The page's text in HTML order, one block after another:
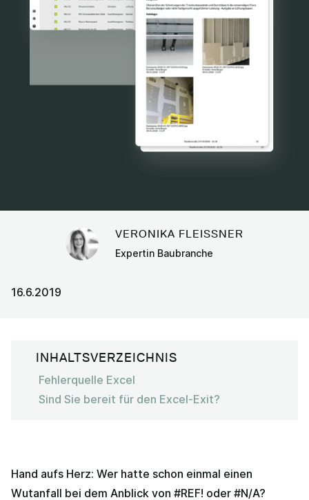
VERONIKA FLEISSNER
Expertin Baubranche
16.6.2019
INHALTSVERZEICHNIS
Fehlerquelle Excel
Sind Sie bereit für den Excel-Exit?
Hand aufs Herz: Wer hatte schon einmal einen
Wutanfall bei dem Anblick von #REF! oder #N/A?